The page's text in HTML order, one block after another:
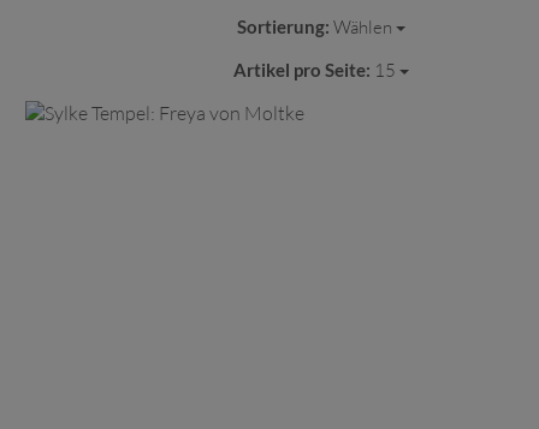
Sortierung: Wählen
Artikel pro Seite: 15